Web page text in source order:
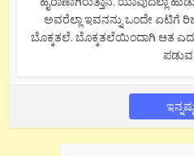
ಅವರೆಲ್ಲಾ ಇವನನ್ನು ಒಂದೇ ಏಟಿಗೆ
ಬೊಕ್ಕತಲೆ. ಬೊಕ್ಕತಲೆಯಿಂದಾಗಿ ಆತ